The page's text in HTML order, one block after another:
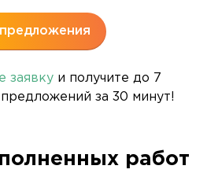
заявкуи получите до 7
за 30 минут!
работ